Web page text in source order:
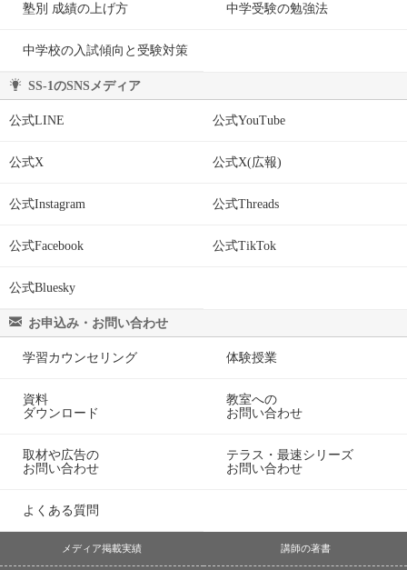
塾別 成績の上げ方 中学受験の勉強法
中学校の入試傾向と受験対策
SS-1のSNSメディア
公式LINE 公式YouTube
公式X 公式X(広報)
公式Instagram 公式Threads
公式Facebook 公式TikTok
公式Bluesky
お申込み・お問い合わせ
学習カウンセリング 体験授業
資料
ダウンロード
教室への
お問い合わせ
取材や広告の
お問い合わせ
テラス・最速シリーズ
お問い合わせ
よくある質問
メディア掲載実績 講師の著書